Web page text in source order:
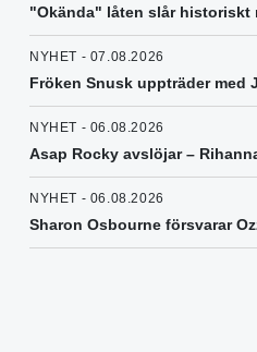
"Okända" låten slår historiskt
NYHET - 07.08.2026
Fröken Snusk uppträder med
NYHET - 06.08.2026
Asap Rocky avslöjar –
NYHET - 06.08.2026
Sharon Osbourne försvarar